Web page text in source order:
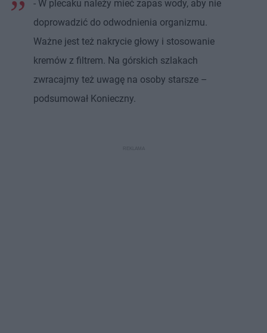
- W plecaku należy mieć zapas wody, aby nie
doprowadzić do odwodnienia organizmu.
Ważne jest też nakrycie głowy i stosowanie
kremów z filtrem. Na górskich szlakach
zwracajmy też uwagę na osoby starsze –
podsumował Konieczny.